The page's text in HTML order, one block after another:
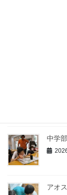
中学
アオ